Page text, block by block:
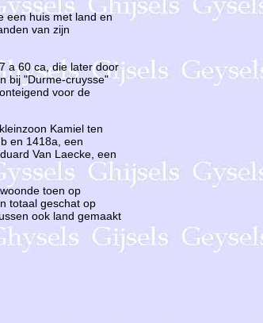
een huis met land en
van zijn
a 60 ca, die later door
bij "Durme-cruysse"
voor de
Kamiel ten
en 1418a, een
Van Laecke, een
toen op
totaal geschat op
ook land gemaakt